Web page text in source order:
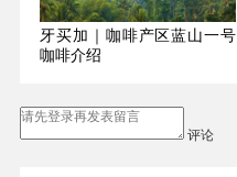
牙买加｜咖啡产区蓝山一号
咖啡介绍
评论